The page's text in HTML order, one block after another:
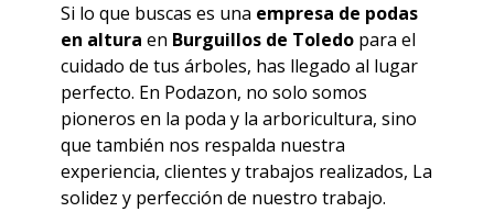
Si lo que buscas es una empresa de podas
en altura en Burguillos de Toledo para el
cuidado de tus árboles, has llegado al lugar
perfecto. En Podazon, no solo somos
pioneros en la poda y la arboricultura, sino
que también nos respalda nuestra
experiencia, clientes y trabajos realizados, La
solidez y perfección de nuestro trabajo.